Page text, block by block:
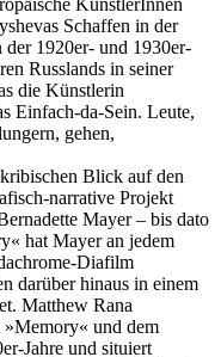
Schaffen in der
1920er- und 1930er-
Russlands in seiner
die Künstlerin
Einfach-da-Sein. Leute,
gehen,
Blick auf den
narrative Projekt
Mayer – bis dato
hat Mayer an jedem
Diafilm
darüber hinaus in einem
Matthew Rana
und dem
Jahre und situiert